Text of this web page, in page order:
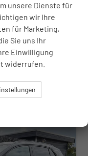
6-Gang
(150 PS)
Details
unsere Dienste für
wir Ihre
für Marketing,
Sie uns Ihr
Einwilligung
widerrufen.